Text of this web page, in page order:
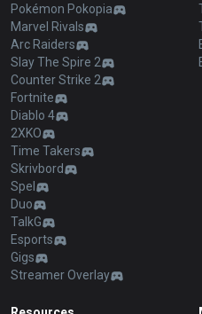
Pokémon Pokopia
Marvel Rivals
Arc Raiders
Slay The Spire 2
Counter Strike 2
Fortnite
Diablo 4
2XKO
Time Takers
Skrivbord
Spel
Duo
TalkG
Esports
Gigs
Streamer Overlay